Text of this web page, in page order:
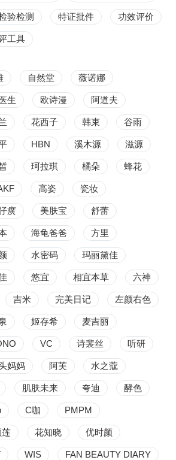
验检测 特证批件 功效评价
工具
自然堂 薇诺娜
生 欧诗漫 阿道夫
花西子 韩束 谷雨
HBN 溪木源 滋源
珂拉琪 橘朵 蜂花
高姿 瓷妆
癀 美肤宝 舒蕾
海龟爸爸 方里
水密码 玛丽黛佳
悠宜 相宜本草 六神
吉米 完美日记 左颜右色
姬存希 麦吉丽
VC 诗裴丝 听研
妈妈 阿芙 水之蔻
肌肤未来 夸迪 酵色
C咖 PMPM
莲 花知晓 优时颜
WIS FAN BEAUTY DIARY